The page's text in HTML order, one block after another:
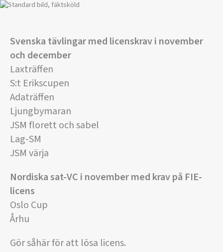
Svenska tävlingarmed licenskravi november
och december
Laxträffen
S:t Erikscupen
Adaträffen
Ljungbymaran
JSM florett och sabel
Lag-SM
JSM värja
Nordiska sat-VC i november med krav på FIE-
licens
Oslo Cup
Århu
Gör såhär för att lösa licens.